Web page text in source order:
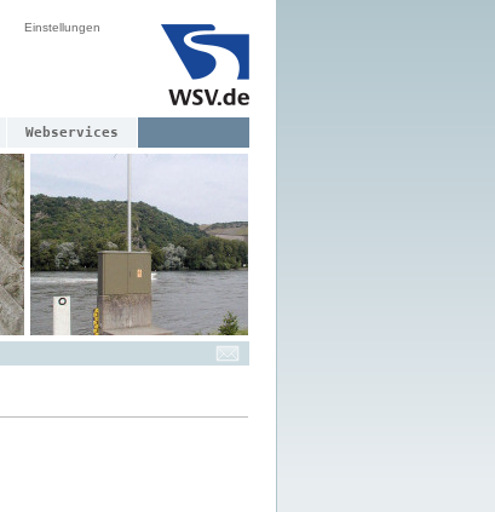
Einstellungen
Webservices